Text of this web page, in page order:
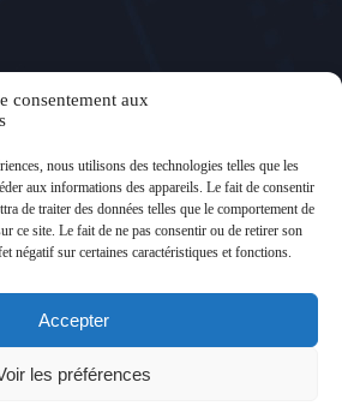
consentement aux
nous utilisons des technologies telles que les
aux informations des appareils. Le fait de consentir
de traiter des données telles que le comportement de
ce site. Le fait de ne pas consentir ou de retirer son
négatif sur certaines caractéristiques et fonctions.
Accepter
les préférences
Rights Reserved